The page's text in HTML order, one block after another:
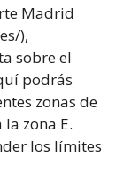
Madrid
),
sobre el
podrás
zonas de
zona E.
los límites